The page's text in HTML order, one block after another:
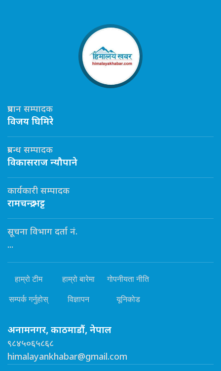
प्रधान सम्पादक
विजय घिमिरे
प्रबन्ध सम्पादक
विकासराज न्यौपाने
कार्यकारी सम्पादक
रामचन्द्र भट्ट
सूचना विभाग दर्ता नं.
...
हाम्रो टीम हाम्रो बारेमा गोपनीयता नीति
सम्पर्क गर्नुहोस् विज्ञापन यूनिकोड
अनामनगर, काठमाडौं, नेपाल
९८४५०६५८६८
himalayankhabar@gmail.com